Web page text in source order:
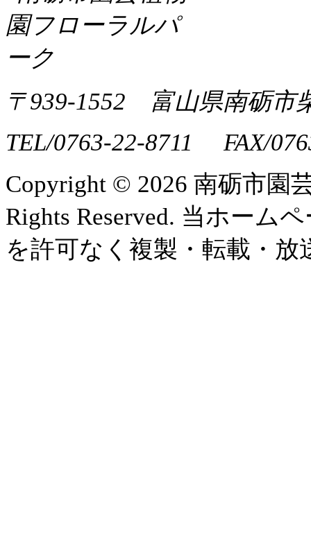
〒939-1552 富山県南砺市
TEL/0763-22-8711 FAX/
Copyright © 2026 南砺市園
Rights Reserved. 当ホーム
を許可なく複製・転載・